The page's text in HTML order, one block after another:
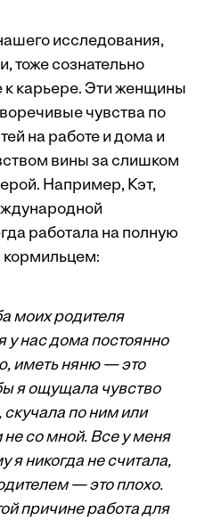
исследования,
тоже сознательно
к карьере. Эти женщины
чувства по
на работе и дома и
вины за слишком
Например, Кэт,
работала на полную
кормильцем:
моих родителя
у нас дома постоянно
иметь няню — это
я ощущала чувство
скучала по ним или
не со мной. Все у меня
я никогда не считала,
— это плохо.
причине работа для